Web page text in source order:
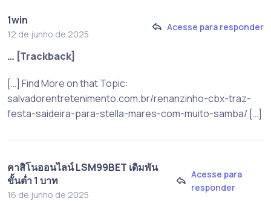
1win
12 de junho de 2025
Acesse para responder
… [Trackback]
[…] Find More on that Topic:
salvadorentretenimento.com.br/renanzinho-cbx-traz-
festa-saideira-para-stella-mares-com-muito-samba/ […]
คาสิโนออนไลน์ LSM99BET เดิมพัน
ขั้นต่ำ 1 บาท
16 de junho de 2025
Acesse para
responder